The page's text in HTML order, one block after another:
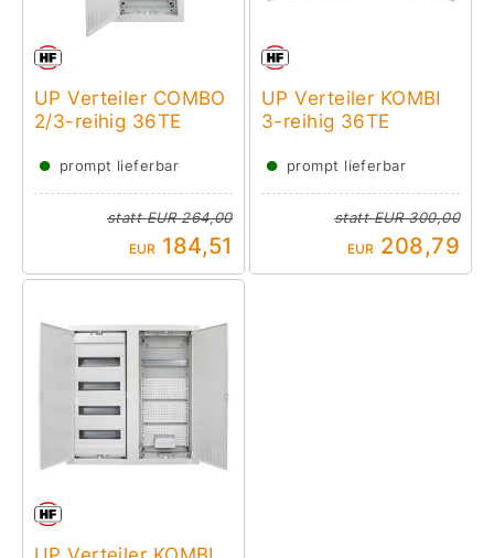
UP Verteiler COMBO
2/3-reihig 36TE
● prompt lieferbar
stattEUR 264,00
EUR 184,51
UP Verteiler KOMBI
3-reihig 36TE
● prompt lieferbar
stattEUR 300,00
EUR 208,79